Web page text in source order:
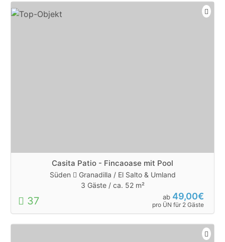
Casita Patio - Fincaoase mit Pool
Süden
Granadilla / El Salto & Umland
3 Gäste / ca. 52 m²
37 ab 49,00€
pro ÜN für 2 Gäste